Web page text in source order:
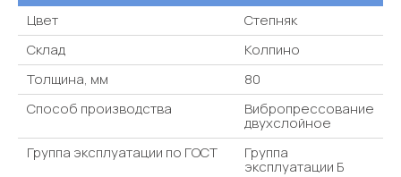
Цвет
Степняк
Склад
Колпино
Толщина, мм
80
Способ производства
Вибропрессование
двухслойное
Группа эксплуатации по ГОСТ
Группа
эксплуатации Б